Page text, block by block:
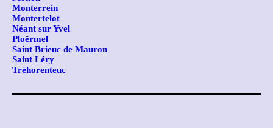
Monterrein
Montertelot
Néant sur Yvel
Ploërmel
Saint Brieuc de Mauron
Saint Léry
Tréhorenteuc